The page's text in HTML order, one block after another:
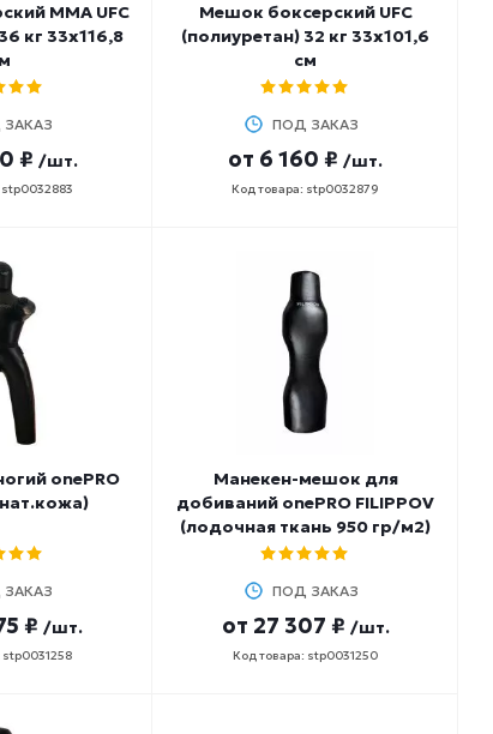
ММА UFC
кг 33х116,8
₽ /шт.
Мешок боксерский UFC
(полиуретан) 32 кг 33х101,6
см
ПОД ЗАКАЗ
от 6 160 ₽ /шт.
Код товара: stp0032879
onePRO
₽ /шт.
stp0031258
Манекен-мешок для
добиваний onePRO FILIPPOV
(лодочная ткань 950 гр/м2)
ПОД ЗАКАЗ
от 27 307 ₽ /шт.
Код товара: stp0031250